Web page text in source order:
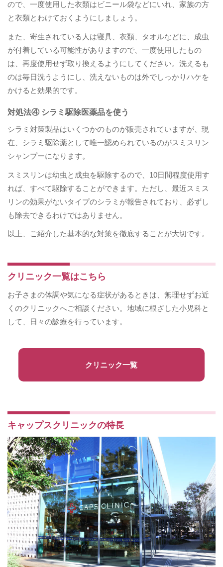
ので、一度使用した衣類はビニール袋などにいれ、家族の方
と衣類とわけておくようにしましょう。
また、寄生されている人は寝具、衣類、タオルなどに、成虫
が付着している可能性がありますので、一度使用したもの
は、再度使用せず取り換えるようにしてください。洗えるも
のは毎日洗うようにし、洗えないものは外でしっかりハケを
かけると効果的です。​
対処法④ シラミ駆除医薬品を使う
シラミ対策製品はいくつかのものが販売されていますが、現
在、シラミ駆除薬として唯一認められているのがスミスリン
シャンプーになります。
スミスリンは幼虫と成虫を駆除するので、10日間程度使用す
れば、すべて駆除することができます。ただし、最近スミス
リンの効果がないタイプのシラミが報告されており、必ずし
も除去できるわけではありません。
以上、ご紹介した基本的な対策を徹底することが大切です。
クリニック一覧はこちら
お子さまの体調や気になる症状があるときは、無理せずお近
くのクリニックへご相談ください。地域に根ざした小児科と
して、日々の診療を行っています。
クリニック一覧
キャップスクリニックの特長